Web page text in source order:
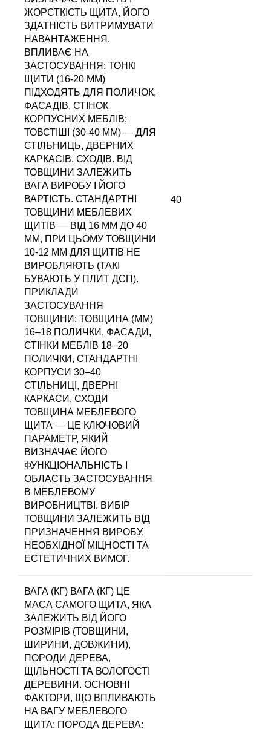
ЖОРСТКІСТЬ ЩИТА, ЙОГО
ЗДАТНІСТЬ ВИТРИМУВАТИ
НАВАНТАЖЕННЯ.
ВПЛИВАЄ НА
ЗАСТОСУВАННЯ: ТОНКІ
ЩИТИ (16-20 ММ)
ПІДХОДЯТЬ ДЛЯ ПОЛИЧОК,
ФАСАДІВ, СТІНОК
КОРПУСНИХ МЕБЛІВ;
ТОВСТІШІ (30-40 ММ) — ДЛЯ
СТІЛЬНИЦЬ, ДВЕРНИХ
КАРКАСІВ, СХОДІВ. ВІД
ТОВЩИНИ ЗАЛЕЖИТЬ
ВАГА ВИРОБУ І ЙОГО
ВАРТІСТЬ. СТАНДАРТНІ
ТОВЩИНИ МЕБЛЕВИХ
ЩИТІВ — ВІД 16 ММ ДО 40
ММ, ПРИ ЦЬОМУ ТОВЩИНИ
10-12 ММ ДЛЯ ЩИТІВ НЕ
ВИРОБЛЯЮТЬ (ТАКІ
БУВАЮТЬ У ПЛИТ ДСП).
ПРИКЛАДИ
ЗАСТОСУВАННЯ
ТОВЩИНИ: ТОВЩИНА (ММ)
16–18 ПОЛИЧКИ, ФАСАДИ,
СТІНКИ МЕБЛІВ 18–20
ПОЛИЧКИ, СТАНДАРТНІ
КОРПУСИ 30–40
СТІЛЬНИЦІ, ДВЕРНІ
КАРКАСИ, СХОДИ
ТОВЩИНА МЕБЛЕВОГО
ЩИТА — ЦЕ КЛЮЧОВИЙ
ПАРАМЕТР, ЯКИЙ
ВИЗНАЧАЄ ЙОГО
ФУНКЦІОНАЛЬНІСТЬ І
ОБЛАСТЬ ЗАСТОСУВАННЯ
В МЕБЛЕВОМУ
ВИРОБНИЦТВІ. ВИБІР
ТОВЩИНИ ЗАЛЕЖИТЬ ВІД
ПРИЗНАЧЕННЯ ВИРОБУ,
НЕОБХІДНОЇ МІЦНОСТІ ТА
ЕСТЕТИЧНИХ ВИМОГ.
40
ВАГА (КГ) ВАГА (КГ) ЦЕ
МАСА САМОГО ЩИТА, ЯКА
ЗАЛЕЖИТЬ ВІД ЙОГО
РОЗМІРІВ (ТОВЩИНИ,
ШИРИНИ, ДОВЖИНИ),
ПОРОДИ ДЕРЕВА,
ЩІЛЬНОСТІ ТА ВОЛОГОСТІ
ДЕРЕВИНИ. ОСНОВНІ
ФАКТОРИ, ЩО ВПЛИВАЮТЬ
НА ВАГУ МЕБЛЕВОГО
ЩИТА: ПОРОДА ДЕРЕВА: